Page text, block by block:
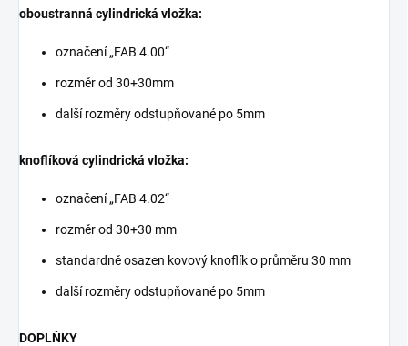
oboustranná cylindrická vložka:
označení „FAB 4.00“
rozměr od 30+30mm
další rozměry odstupňované po 5mm
knoflíková cylindrická vložka:
označení „FAB 4.02“
rozměr od 30+30 mm
standardně osazen kovový knoflík o průměru 30 mm
další rozměry odstupňované po 5mm
DOPLŇKY